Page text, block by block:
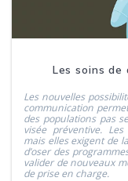
Les soins de
Les nouvelles
communication
des populations pas
visée préventive.
mais elles exigent de
d’oser des
valider de nouveaux
de prise en charge.